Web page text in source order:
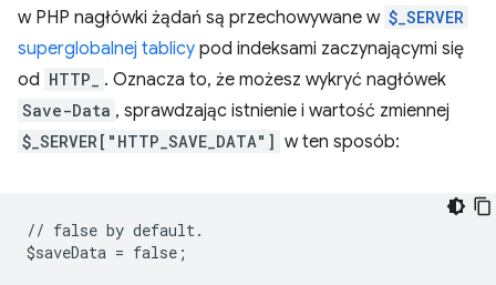
w PHP nagłówki żądań są przechowywane w $_SERVER
superglobalnej tablicy pod indeksami zaczynającymi się
od HTTP_ . Oznacza to, że możesz wykryć nagłówek
Save-Data , sprawdzając istnienie i wartość zmiennej
$_SERVER["HTTP_SAVE_DATA"] w ten sposób:
// false by default.
$saveData = false;